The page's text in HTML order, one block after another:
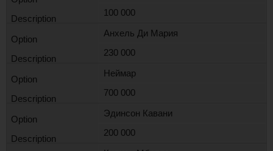
100 000
Анхель Ди Мария
230 000
Неймар
700 000
Эдинсон Кавани
200 000